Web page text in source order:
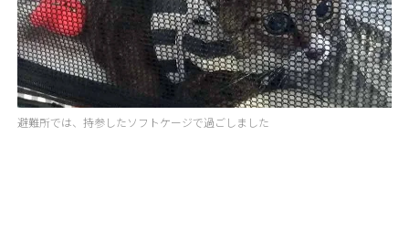
避難所では、持参したソフトケージで過ごしました